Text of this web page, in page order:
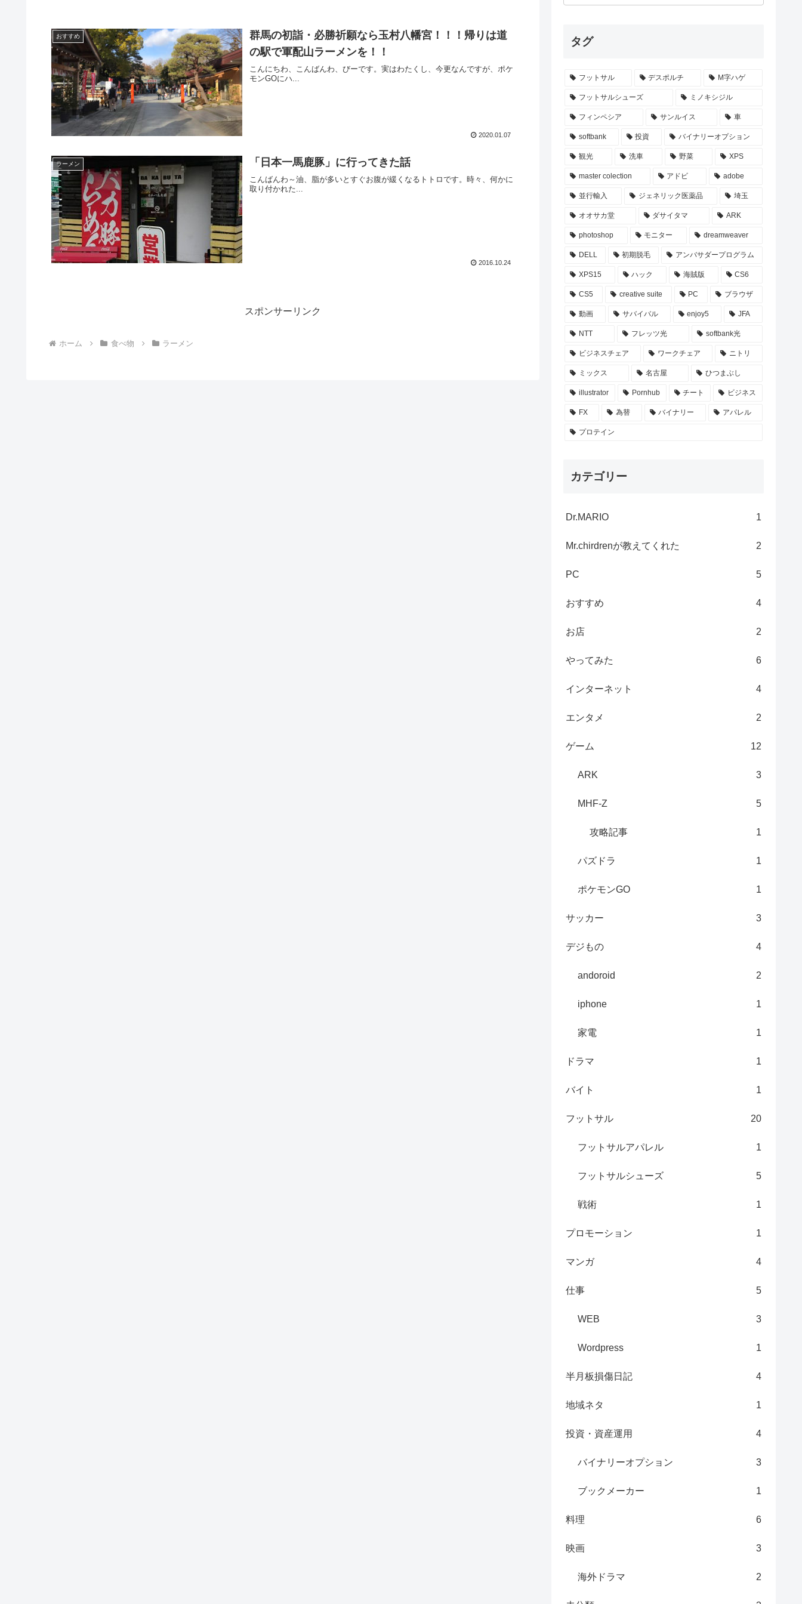
おすすめ
群馬の初詣・必勝祈願なら玉村八幡宮！！！帰りは道
の駅で軍配山ラーメンを！！
こんにちわ、こんばんわ、びーです。実はわたくし、今更なんですが、ポケ
モンGOにハ...
2020.01.07
ラーメン 「日本一馬鹿豚」に行ってきた話
こんばんわ～油、脂が多いとすぐお腹が緩くなるトトロです。時々、何かに
取り付かれた...
2016.10.24
スポンサーリンク
ホーム 食べ物 ラーメン
タグ
フットサル デスポルチ M字ハゲ
フットサルシューズ ミノキシジル
フィンペシア サンルイス 車
softbank 投資 バイナリーオプション
観光 洗車 野菜 XPS
master colection アドビ adobe
並行輸入 ジェネリック医薬品 埼玉
オオサカ堂 ダサイタマ ARK
photoshop モニター dreamweaver
DELL 初期脱毛 アンバサダープログラム
XPS15 ハック 海賊版 CS6
CS5 creative suite PC ブラウザ
動画 サバイバル enjoy5 JFA
NTT フレッツ光 softbank光
ビジネスチェア ワークチェア ニトリ
ミックス 名古屋 ひつまぶし
illustrator Pornhub チート ビジネス
FX 為替 バイナリー アパレル
プロテイン
カテゴリー
Dr.MARIO 1
Mr.chirdrenが教えてくれた 2
PC 5
おすすめ 4
お店 2
やってみた 6
インターネット 4
エンタメ 2
ゲーム 12
ARK 3
MHF-Z 5
攻略記事 1
パズドラ 1
ポケモンGO 1
サッカー 3
デジもの 4
andoroid 2
iphone 1
家電 1
ドラマ 1
バイト 1
フットサル 20
フットサルアパレル 1
フットサルシューズ 5
戦術 1
プロモーション 1
マンガ 4
仕事 5
WEB 3
Wordpress 1
半月板損傷日記 4
地域ネタ 1
投資・資産運用 4
バイナリーオプション 3
ブックメーカー 1
料理 6
映画 3
海外ドラマ 2